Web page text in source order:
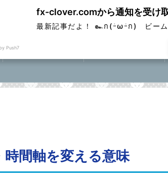
時間軸を変える意味
fx-clover.comから通知を受け
最新記事だよ！ ๛ก(ｰ̀ωｰ́ก) ビーム
Push7